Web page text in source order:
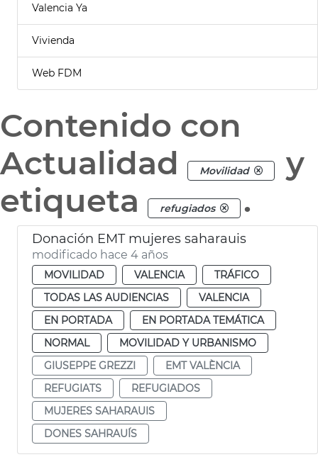
Valencia Ya
Vivienda
Web FDM
Contenido con
Actualidad
Movilidad
y
etiqueta
refugiados .
Donación EMT mujeres saharauis
modificado hace 4 años
MOVILIDAD VALENCIA
TRÁFICO
TODAS LAS AUDIENCIAS
VALENCIA
EN PORTADA
EN PORTADA TEMÁTICA
NORMAL
MOVILIDAD Y URBANISMO
GIUSEPPE GREZZI
EMT VALÈNCIA
REFUGIATS
REFUGIADOS
MUJERES SAHARAUIS
DONES SAHRAUÍS